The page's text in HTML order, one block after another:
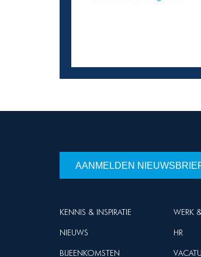
AANMELDEN
KENNIS & INSPIRATIE
NIEUWS
BIJEENKOMSTEN
WERK
HR